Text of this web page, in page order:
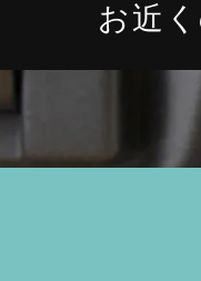
お近